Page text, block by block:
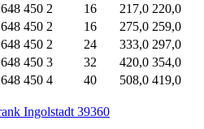
648 450 2 16 217,0 220,0
648 450 2 16 275,0 259,0
648 450 2 24 333,0 297,0
648 450 3 32 420,0 354,0
648 450 4 40 508,0 419,0